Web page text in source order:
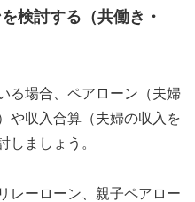
検討する（共働き・
る場合、ペアローン（夫婦
や収入合算（夫婦の収入を
しましょう。
レーローン、親子ペアロー